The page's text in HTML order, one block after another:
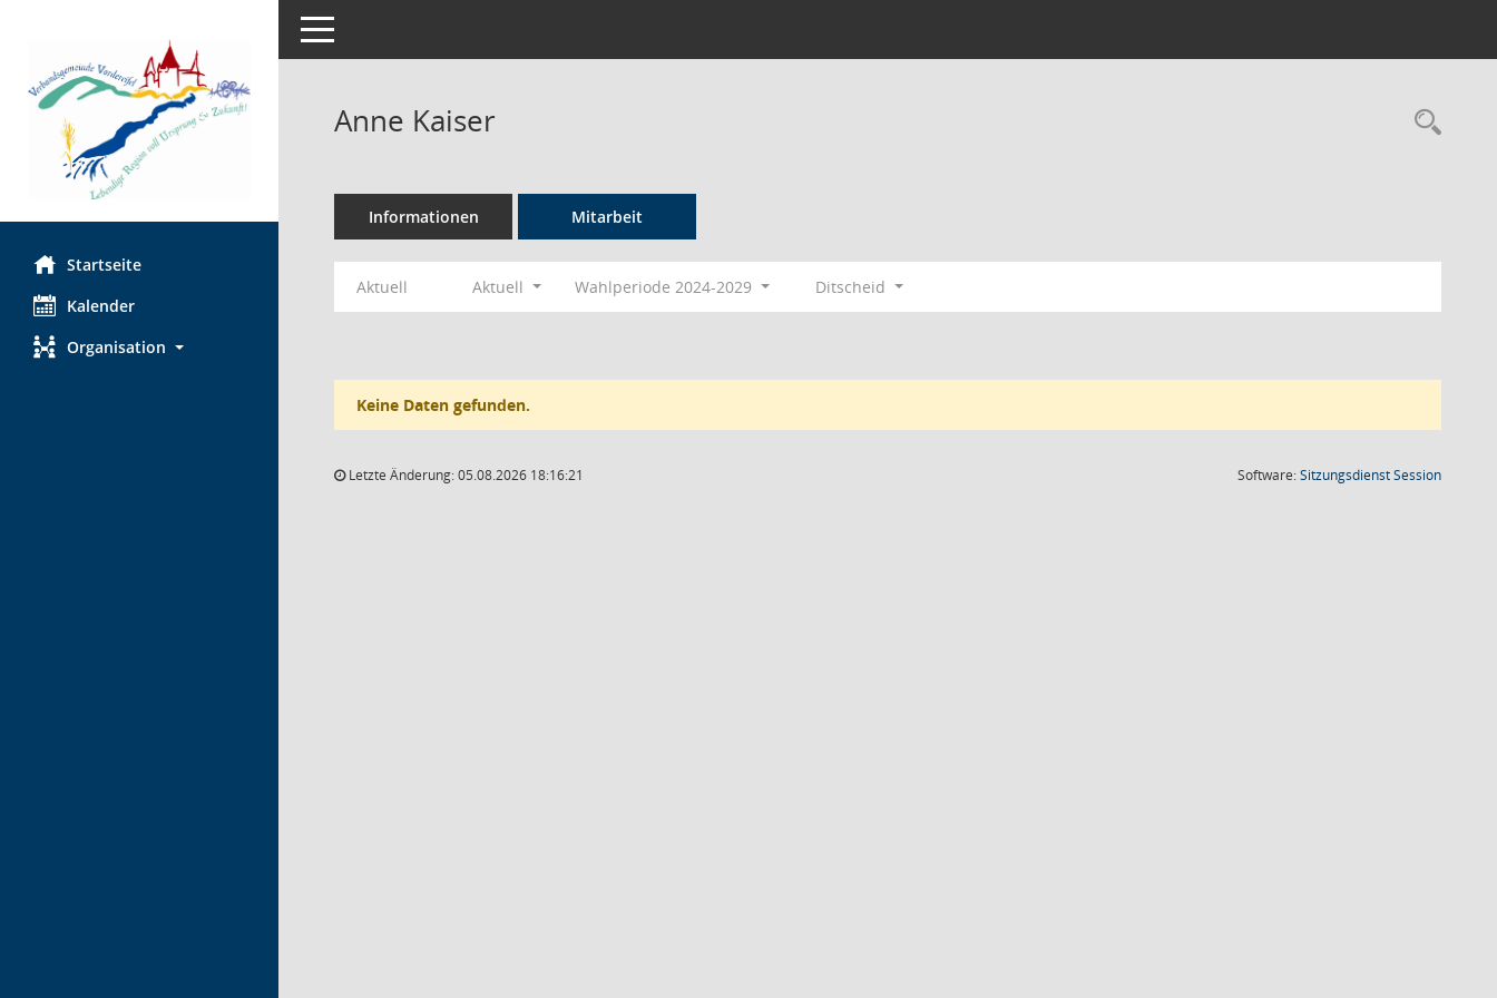
Startseite
Kalender
Organisation
Toggle navigation
Anne Kaiser
Informationen Mitarbeit
Aktuell Aktuell Wahlperiode 2024-2029 Ditscheid
Keine Daten gefunden.
Letzte Änderung: 05.08.2026 18:16:21 Software:SitzungsdienstSession(Wird in